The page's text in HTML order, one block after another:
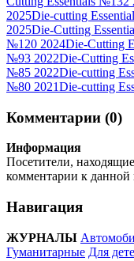
2025Die-cutting
2025Die-Cutting
№120 2024Die-Cutting
№93 2022Die-Cutting
№85 2022Die-cutting
№80 2021Die-cutting
Комментарии (0)
Информация
Посетители,
комментарии к данной
Навигация
ЖУРНАЛЫ
Гуманитарные Для